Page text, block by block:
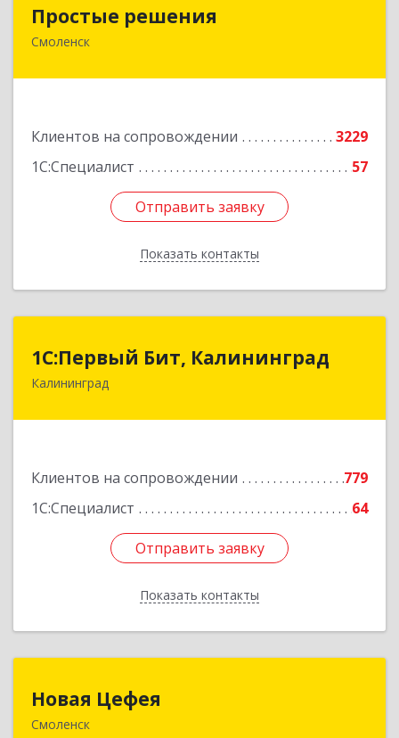
Простые решения
Смоленск
Клиентов на сопровождении
3229
1С:Специалист
57
Отправить заявку
Показать контакты
214015, Смоленская обл, Смоленск г, Большая
Отправить заявку
Назад
1С:Первый Бит, Калининград
Калининград
Клиентов на сопровождении
779
1С:Специалист
64
Отправить заявку
Показать контакты
1С:Первый Бит, Калининград
236006, Калининградская обл, Калининград г,
Отправить заявку
Назад
Новая Цефея
Смоленск
214018, Смоленская обл, Смоленск г, Раевского